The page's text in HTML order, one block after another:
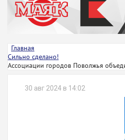
ЗАВОДУ "МАЯК" 85 ЛЕТ
ЭКОЛОГИЯ
Главная
Сильно сделано!
Ассоциации городов Поволжья
30 авг 2024 в 14:02